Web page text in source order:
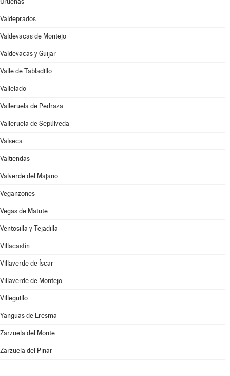
Valdeprados
Valdevacas de Montejo
Valdevacas y Guijar
Valle de Tabladillo
Vallelado
Valleruela de Pedraza
Valleruela de Sepúlveda
Valseca
Valtiendas
Valverde del Majano
Veganzones
Vegas de Matute
Ventosilla y Tejadilla
Villacastín
Villaverde de Íscar
Villaverde de Montejo
Villeguillo
Yanguas de Eresma
Zarzuela del Monte
Zarzuela del Pinar